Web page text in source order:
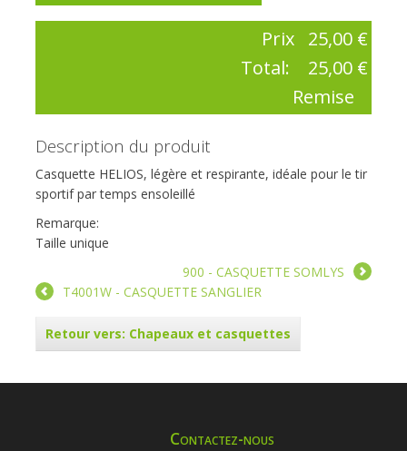
Prix 25,00 €
Total:
25,00 €
Remise
Description du produit
Casquette HELIOS, légère et respirante, idéale pour le tir
sportif par temps ensoleillé
Remarque:
Taille unique
900 - CASQUETTE SOMLYS
T4001W - CASQUETTE SANGLIER
Retour vers: Chapeaux et casquettes
Contactez-nous